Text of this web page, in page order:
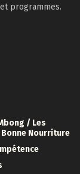
programmes.
/ Les
Bonne Nourriture